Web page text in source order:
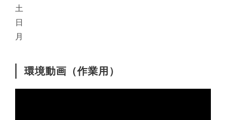
土
日
月
環境動画（作業用）